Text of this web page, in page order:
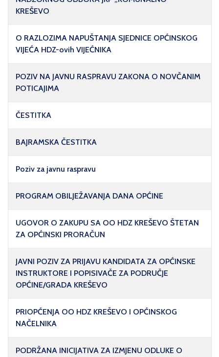
KREŠEVO
O RAZLOZIMA NAPUŠTANJA SJEDNICE OPĆINSKOG
VIJEĆA HDZ-ovih VIJEĆNIKA
POZIV NA JAVNU RASPRAVU ZAKONA O NOVČANIM
POTICAJIMA
ČESTITKA
BAJRAMSKA ČESTITKA
Poziv za javnu raspravu
PROGRAM OBILJEŽAVANJA DANA OPĆINE
UGOVOR O ZAKUPU SA OO HDZ KREŠEVO ŠTETAN
ZA OPĆINSKI PRORAČUN
JAVNI POZIV ZA PRIJAVU KANDIDATA ZA OPĆINSKE
INSTRUKTORE I POPISIVAČE ZA PODRUČJE
OPĆINE/GRADA KREŠEVO
PRIOPĆENJA OO HDZ KREŠEVO I OPĆINSKOG
NAČELNIKA
PODRŽANA INICIJATIVA ZA IZMJENU ODLUKE O